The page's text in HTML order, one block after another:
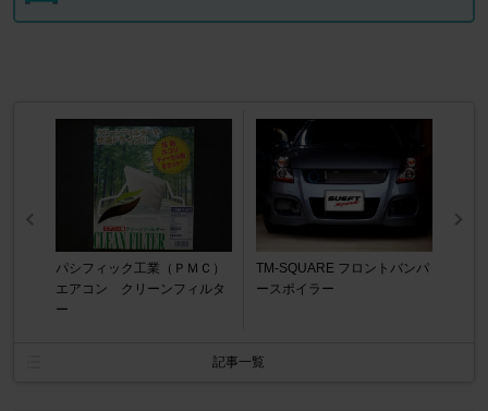
パシフィック工業（ＰＭＣ）
エアコン クリーンフィルタ
ー
TM-SQUARE フロントバンパ
ースポイラー
記事一覧